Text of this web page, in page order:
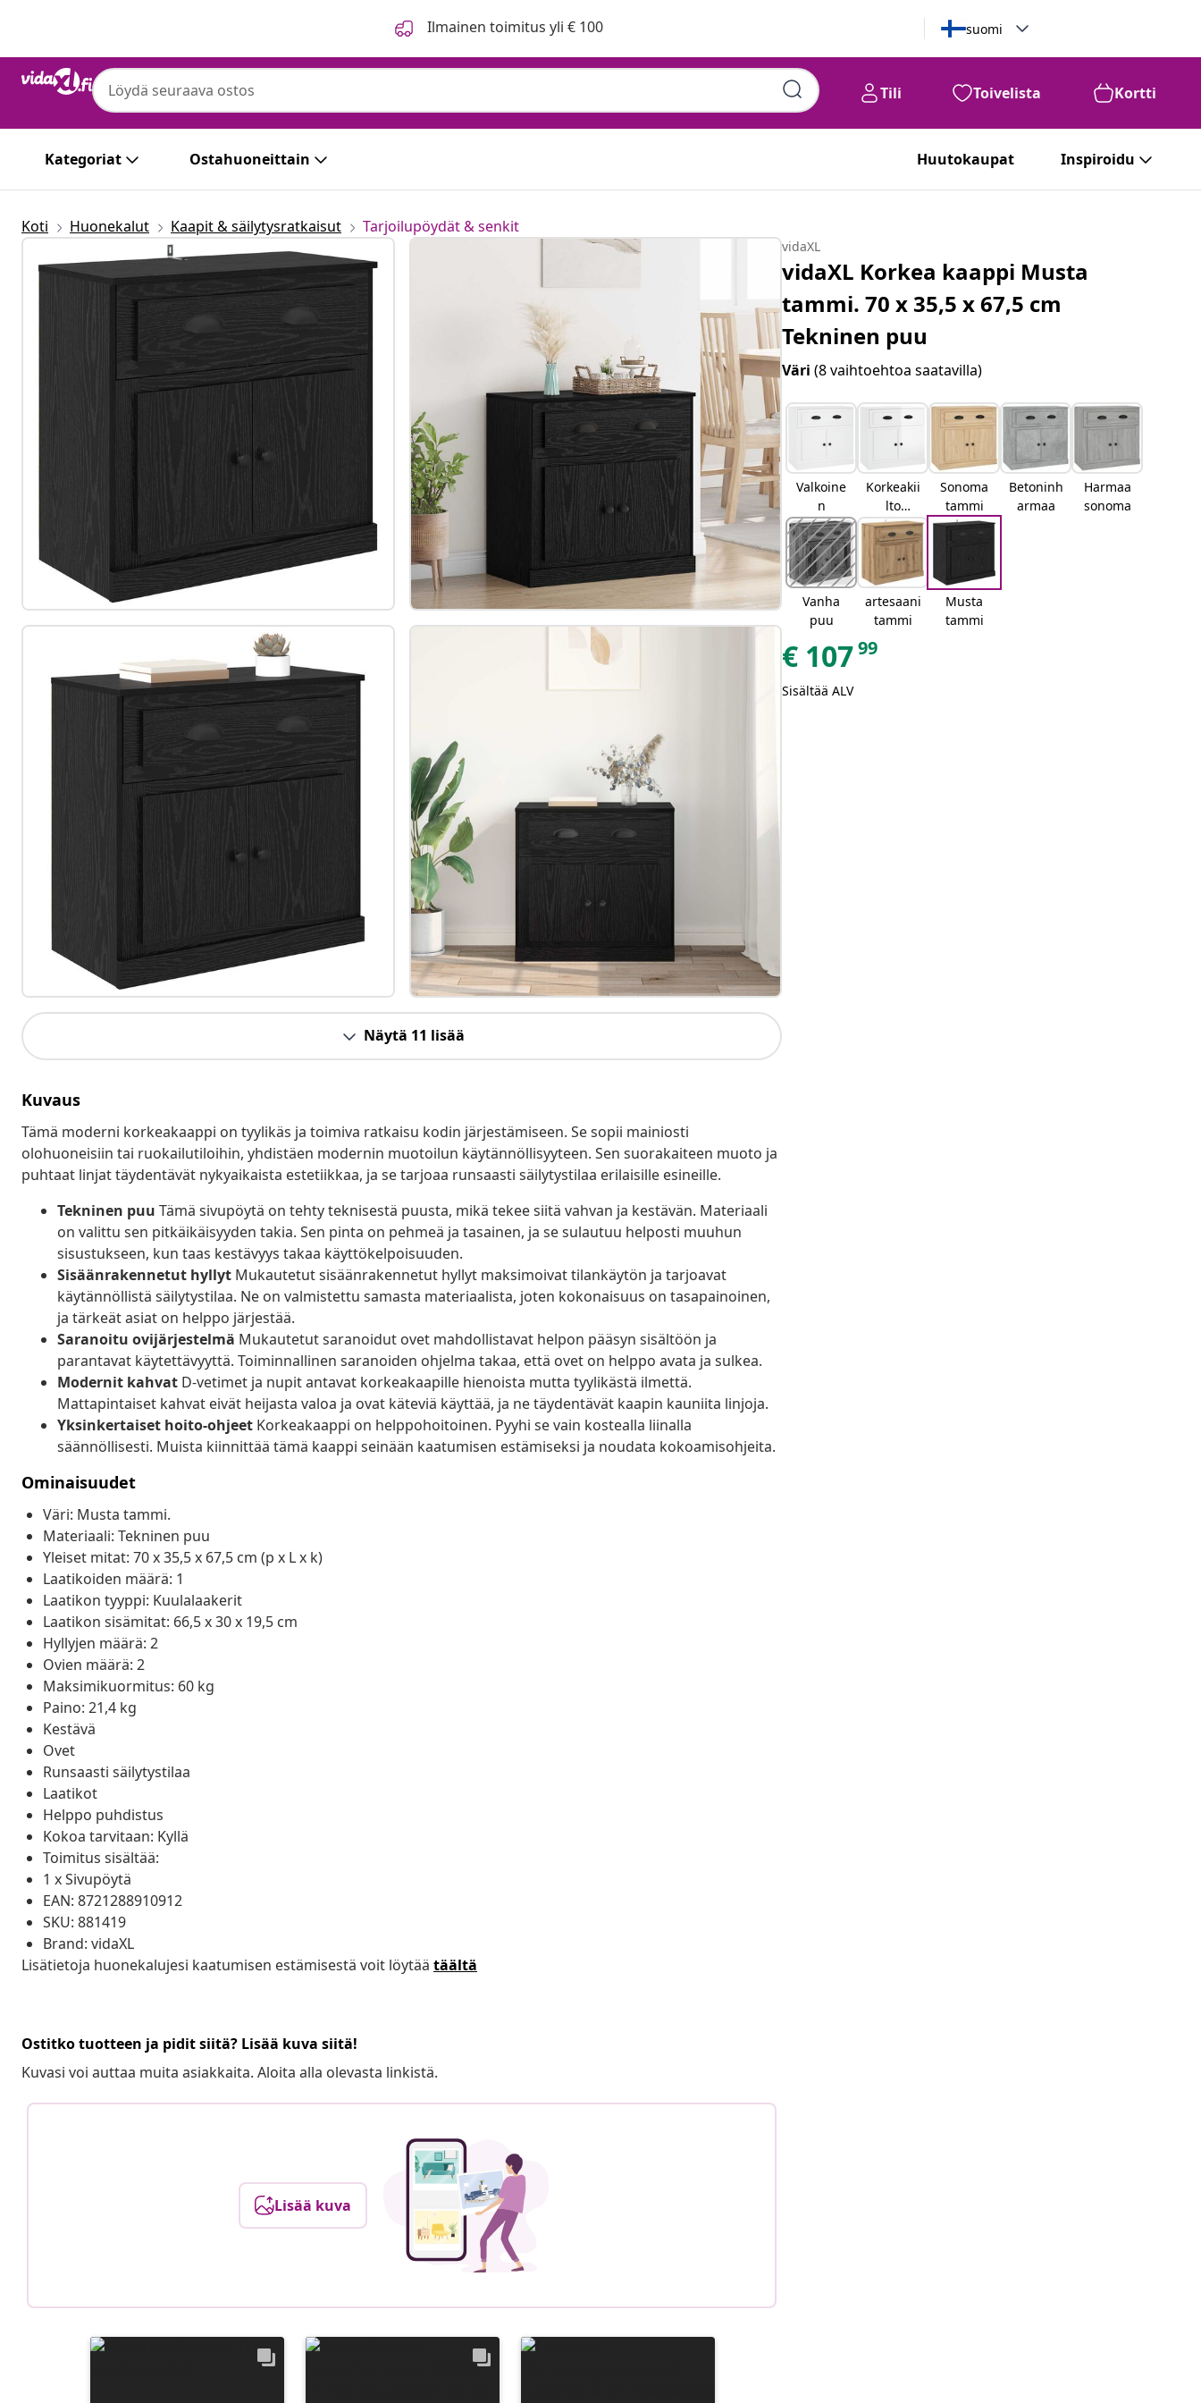
Ilmainen toimitus yli € 100 suomi
Tili Toivelista Kortti
Kategoriat Ostahuoneittain Huutokaupat Inspiroidu
Koti Huonekalut Kaapit & säilytysratkaisut Tarjoilupöydät & senkit
Näytä 11 lisää
Kuvaus
Tämä moderni korkeakaappi on tyylikäs ja toimiva ratkaisu kodin järjestämiseen. Se sopii mainiosti
olohuoneisiin tai ruokailutiloihin, yhdistäen modernin muotoilun käytännöllisyyteen. Sen suorakaiteen muoto ja
puhtaat linjat täydentävät nykyaikaista estetiikkaa, ja se tarjoaa runsaasti säilytystilaa erilaisille esineille.
Tekninen puu Tämä sivupöytä on tehty teknisestä puusta, mikä tekee siitä vahvan ja kestävän. Materiaali
on valittu sen pitkäikäisyyden takia. Sen pinta on pehmeä ja tasainen, ja se sulautuu helposti muuhun
sisustukseen, kun taas kestävyys takaa käyttökelpoisuuden.
Sisäänrakennetut hyllyt Mukautetut sisäänrakennetut hyllyt maksimoivat tilankäytön ja tarjoavat
käytännöllistä säilytystilaa. Ne on valmistettu samasta materiaalista, joten kokonaisuus on tasapainoinen,
ja tärkeät asiat on helppo järjestää.
Saranoitu ovijärjestelmä Mukautetut saranoidut ovet mahdollistavat helpon pääsyn sisältöön ja
parantavat käytettävyyttä. Toiminnallinen saranoiden ohjelma takaa, että ovet on helppo avata ja sulkea.
Modernit kahvat D-vetimet ja nupit antavat korkeakaapille hienoista mutta tyylikästä ilmettä.
Mattapintaiset kahvat eivät heijasta valoa ja ovat käteviä käyttää, ja ne täydentävät kaapin kauniita linjoja.
Yksinkertaiset hoito-ohjeet Korkeakaappi on helppohoitoinen. Pyyhi se vain kostealla liinalla
säännöllisesti. Muista kiinnittää tämä kaappi seinään kaatumisen estämiseksi ja noudata kokoamisohjeita.
Ominaisuudet
Väri: Musta tammi.
Materiaali: Tekninen puu
Yleiset mitat: 70 x 35,5 x 67,5 cm (p x L x k)
Laatikoiden määrä: 1
Laatikon tyyppi: Kuulalaakerit
Laatikon sisämitat: 66,5 x 30 x 19,5 cm
Hyllyjen määrä: 2
Ovien määrä: 2
Maksimikuormitus: 60 kg
Paino: 21,4 kg
Kestävä
Ovet
Runsaasti säilytystilaa
Laatikot
Helppo puhdistus
Kokoa tarvitaan: Kyllä
Toimitus sisältää:
1 x Sivupöytä
EAN: 8721288910912
SKU: 881419
Brand: vidaXL
Lisätietoja huonekalujesi kaatumisen estämisestä voit löytää täältä
Ostitko tuotteen ja pidit siitä? Lisää kuva siitä!
Kuvasi voi auttaa muita asiakkaita. Aloita alla olevasta linkistä.
Lisää kuva
vidaXL
vidaXL Korkea kaappi Musta
tammi. 70 x 35,5 x 67,5 cm
Tekninen puu
Väri(8 vaihtoehtoa saatavilla)
Valkoine
n
Korkeakii
lto
valkoinen
Sonoma
tammi
Betoninh
armaa
Harmaa
sonoma
Vanha
puu
artesaani
tammi
Musta
tammi
€ 10799
Sisältää ALV